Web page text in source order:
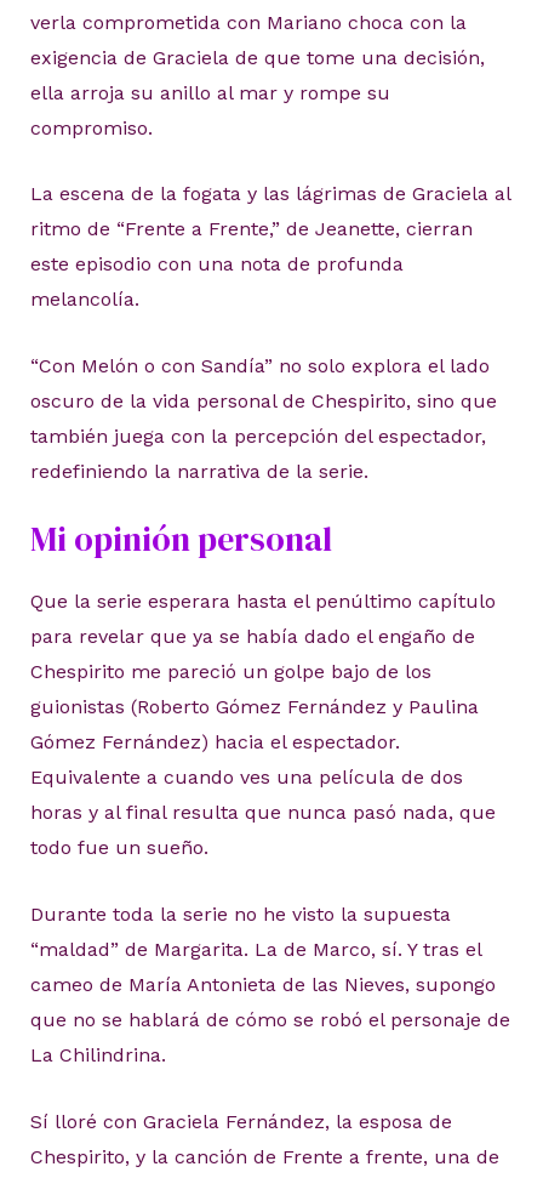
verla comprometida con Mariano choca con la
exigencia de Graciela de que tome una decisión,
ella arroja su anillo al mar y rompe su
compromiso.
La escena de la fogata y las lágrimas de Graciela al
ritmo de “Frente a Frente,” de Jeanette, cierran
este episodio con una nota de profunda
melancolía.
“Con Melón o con Sandía” no solo explora el lado
oscuro de la vida personal de Chespirito, sino que
también juega con la percepción del espectador,
redefiniendo la narrativa de la serie.
Mi opinión personal
Que la serie esperara hasta el penúltimo capítulo
para revelar que ya se había dado el engaño de
Chespirito me pareció un golpe bajo de los
guionistas (Roberto Gómez Fernández y Paulina
Gómez Fernández) hacia el espectador.
Equivalente a cuando ves una película de dos
horas y al final resulta que nunca pasó nada, que
todo fue un sueño.
Durante toda la serie no he visto la supuesta
“maldad” de Margarita. La de Marco, sí. Y tras el
cameo de María Antonieta de las Nieves, supongo
que no se hablará de cómo se robó el personaje de
La Chilindrina.
Sí lloré con Graciela Fernández, la esposa de
Chespirito, y la canción de Frente a frente, una de